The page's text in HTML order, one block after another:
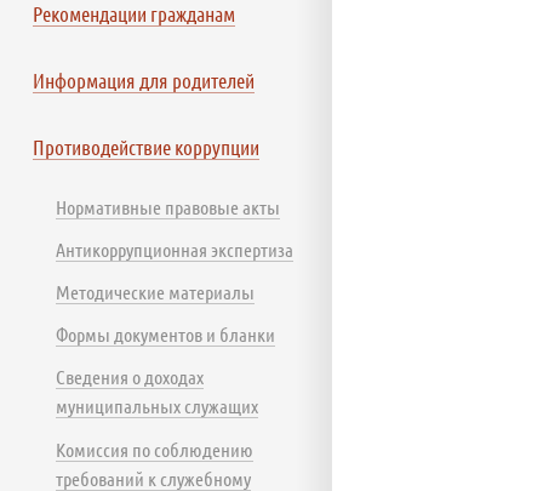
Рекомендации гражданам
Информация для родителей
Противодействие коррупции
Нормативные правовые акты
Антикоррупционная экспертиза
Методические материалы
Формы документов и бланки
Сведения о доходах
муниципальных служащих
Комиссия по соблюдению
требований к служебному